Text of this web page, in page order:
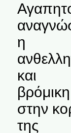
η
και
στην
της